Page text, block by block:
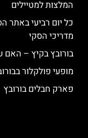
המלצות למטיילים
כל יום רביעי באתר
מדריכי הסקי
בורובץ בקיץ – האם
מופעי פולקלור
פארק חבלים בורובץ